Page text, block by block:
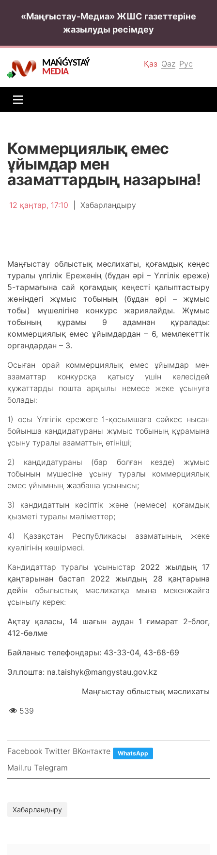
«Маңғыстау-Медиа» ЖШС газеттеріне
жазылуды ресімдеу
Қаз Qaz Рус
MAŃǴYSTAÝ
MEDIA
Коммерциялық емес
ұйымдар мен
азаматтардың назарына!
12 қаңтар, 17:10 Хабарландыру
Маңғыстау облыстық мәслихаты, қоғамдық кеңес
туралы үлгілік Ереженің (бұдан әрі – Үлгілік ереже)
5-тармағына сай қоғамдық кеңесті қалыптастыру
жөніндегі жұмыс тобының (бұдан әрі – жұмыс
тобы) мүшелігіне конкурс жариялайды. Жұмыс
тобының құрамы 9 адамнан құралады:
коммерциялық емес ұйымдардан – 6, мемлекеттік
органдардан – 3.
Осыған орай коммерциялық емес ұйымдар мен
азаматтар конкурсқа қатысу үшін келесідей
құжаттарды пошта арқылы немесе жеке ұсынуға
болады:
1) осы Үлгілік ережеге 1-қосымшаға сәйкес нысан
бойынша кандидатураны жұмыс тобының құрамына
ұсыну туралы азаматтың өтініші;
2) кандидатураны (бар болған кезде) жұмыс
тобының мүшесіне ұсыну туралы коммерциялық
емес ұйымның жазбаша ұсынысы;
3) кандидаттың кәсіптік және (немесе) қоғамдық
қызметі туралы мәліметтер;
4) Қазақстан Республикасы азаматының жеке
куәлігінің көшірмесі.
Кандидаттар туралы ұсыныстар 2022 жылдың 17
қаңтарынан бастап 2022 жылдың 28 қаңтарына
дейін обылыстық мәслихатқа мына мекенжайға
ұсынылу керек:
Ақтау қаласы, 14 шағын аудан 1 ғимарат 2-блог,
412-бөлме
Байланыс телефондары: 43-33-04, 43-68-69
Эл.пошта: na.taishyk@mangystau.gov.kz
Маңғыстау облыстық мәслихаты
539
Facebook Twitter ВКонтакте WhatsApp
Mail.ru Telegram
Хабарландыру